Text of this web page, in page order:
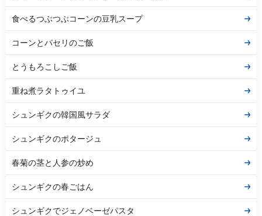
食べるつぶつぶコーンの豆乳スープ
コーンとパセリのご飯
とうもろこしご飯
重ね煮ラタトゥイユ
シュンギクの韓国風サラダ
シュンギクのポタージュ
春菊の茎と人参の炒め
シュンギクの春ごはん
シュンギクでジェノベーゼパスタ